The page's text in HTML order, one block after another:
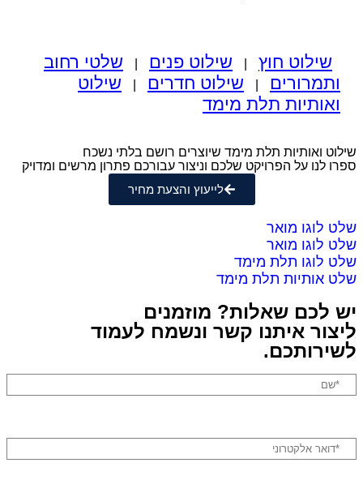
חוץ | שילוט פנים |
שלטי רחוב
| שילוט חדרים |
שילוט
תלת מימד
ואותיות תלת מימד שיוצרים רושם בלתי נשכח
על הפרויקט שלכם וניצור עבורכם פתרון מרשים ומדויק
לייעוץ והצעת מחיר
מואר
מואר
תלת מימד
תלת מימד
שאלות? מוזמנים
איתנו קשר ונשמח לעמוד